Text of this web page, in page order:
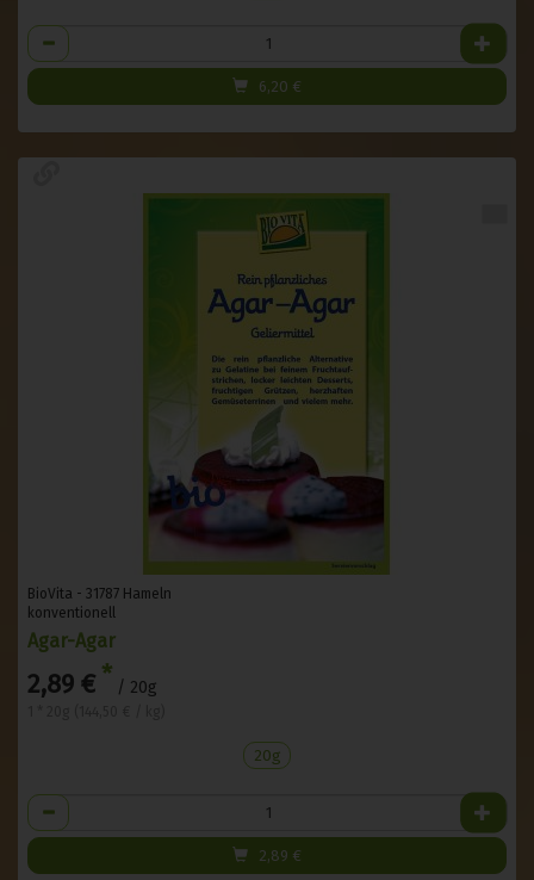
Anzahl
6,20 €
BioVita - 31787 Hameln
konventionell
Agar-Agar
2,89 € * / 20g
20g
Anzahl
2,89 €